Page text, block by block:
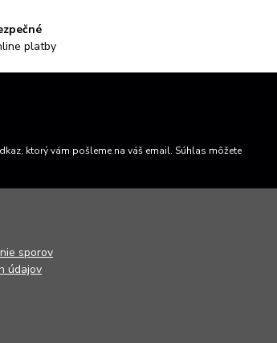
platby
ktorý vám pošleme na váš email. Súhlas môžete
sporov
údajov